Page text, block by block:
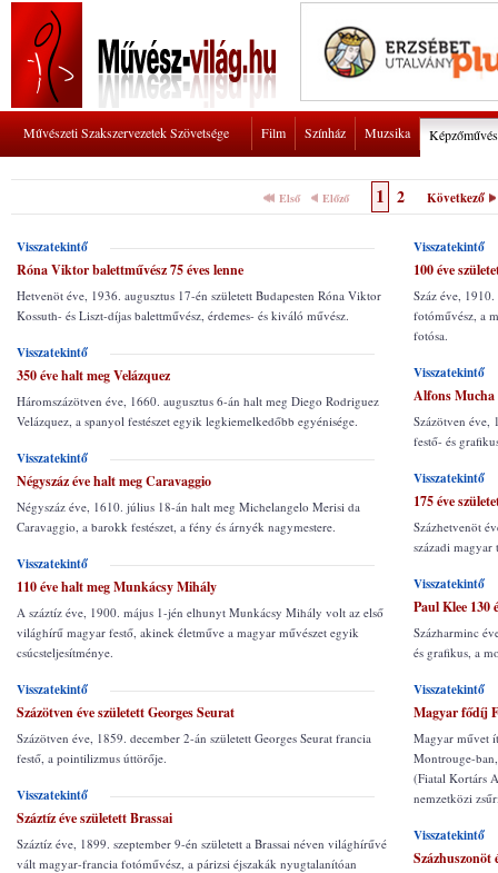
Művészeti Szakszervezetek Szövetsége Film Színház Muzsika
Első Előző 1 2 Következő
Visszatekintő
Róna Viktor balettművész 75 éves lenne
Hetvenöt éve, 1936. augusztus 17-én született Budapesten Róna Viktor
Kossuth- és Liszt-díjas balettművész, érdemes- és kiváló művész.
Visszatekintő
350 éve halt meg Velázquez
Háromszázötven éve, 1660. augusztus 6-án halt meg Diego Rodriguez
Velázquez, a spanyol festészet egyik legkiemelkedőbb egyénisége.
Visszatekintő
Négyszáz éve halt meg Caravaggio
Négyszáz éve, 1610. július 18-án halt meg Michelangelo Merisi da
Caravaggio, a barokk festészet, a fény és árnyék nagymestere.
Visszatekintő
110 éve halt meg Munkácsy Mihály
A száztíz éve, 1900. május 1-jén elhunyt Munkácsy Mihály volt az első
világhírű magyar festő, akinek életműve a magyar művészet egyik
csúcsteljesítménye.
Visszatekintő
Százötven éve született Georges Seurat
Százötven éve, 1859. december 2-án született Georges Seurat francia
festő, a pointilizmus úttörője.
Visszatekintő
Száztíz éve született Brassai
Száztíz éve, 1899. szeptember 9-én született a Brassai néven világhírűvé
vált magyar-francia fotóművész, a párizsi éjszakák nyugtalanítóan
Visszatekintő
100 éve
Száz éve,
fotóművész, a
fotósa.
Visszatekintő
Alfons Mucha
Százötven éve,
festő- és
Visszatekintő
175 éve
Százhetvenöt
századi magyar
Visszatekintő
Paul Klee 130
Százharminc
és grafikus, a
Visszatekintő
Magyar fődíj
Magyar művet
Montrouge-
(Fiatal Kortárs
nemzetközi
Visszatekintő
Százhuszonöt